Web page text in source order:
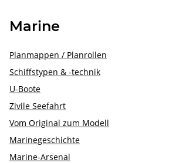
Marine
Planmappen / Planrollen
Schiffstypen & -technik
U-Boote
Zivile Seefahrt
Vom Original zum Modell
Marinegeschichte
Marine-Arsenal